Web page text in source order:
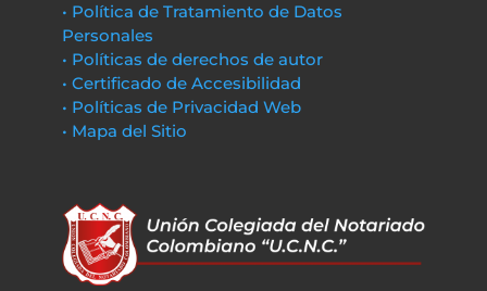
• Política de Tratamiento de Datos
Personales
• Políticas de derechos de autor
• Certificado de Accesibilidad
• Políticas de Privacidad Web
• Mapa del Sitio